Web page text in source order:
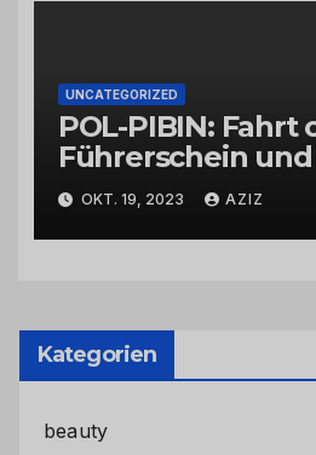
UNCATEGORIZED
POL-PIBIN: Fahrt
Führerschein
Einfluss von
OKT. 19, 2023 AZIZ
Kategorien
beauty